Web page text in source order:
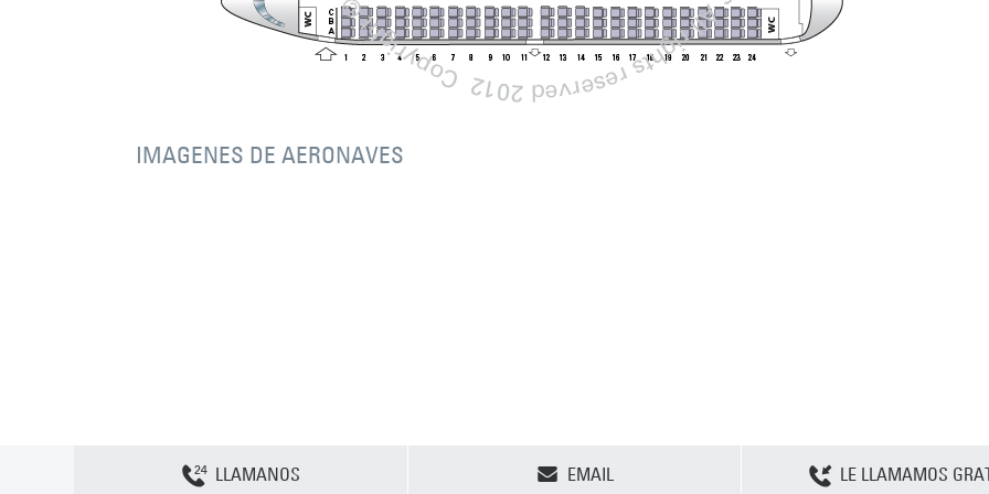
IMAGENES DE AERONAVES
LLAMANOS EMAIL LE LLAMAMOS
Sitemap Política y privacidad